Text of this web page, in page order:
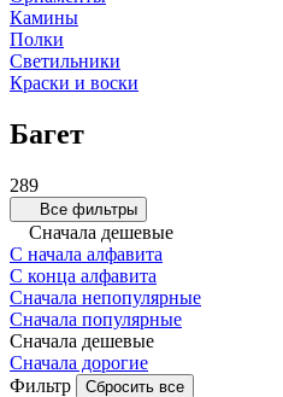
Камины
Полки
Светильники
Краски и воски
Багет
289
Все фильтры
Сначала дешевые
С начала алфавита
С конца алфавита
Сначала непопулярные
Сначала популярные
Сначала дешевые
Сначала дорогие
Фильтр
Сбросить все